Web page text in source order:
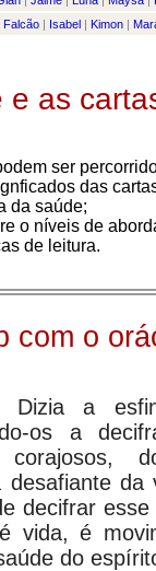
Falcão | Isabel | Kimon |
e as
ser
das
da saúde;
o níveis de
de leitura.
com o
Dizia a
os a
da
decifrar
vida, é
do